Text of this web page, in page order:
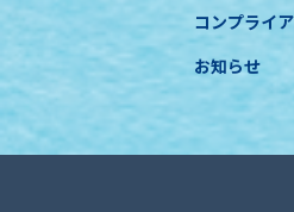
コンプライ
お知らせ